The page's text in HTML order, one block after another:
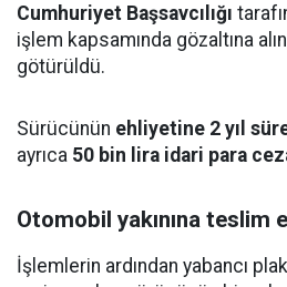
Cumhuriyet Başsavcılığı
işlem kapsamında gözaltına
götürüldü.
Sürücünün ehliyetine 2 yıl
ayrıca 50 bin lira idari para
Otomobil yakınına teslim
İşlemlerin ardından yabancı